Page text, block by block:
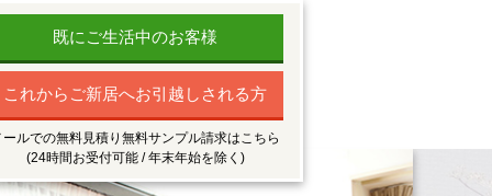
既にご生活中のお客様
これからご新居へお引越しされる方
ールでの無料見積り無料サンプル請求はこちら
(24時間お受付可能 / 年末年始を除く)